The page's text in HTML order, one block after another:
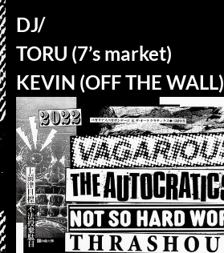
DJ/
TORU (7’s market)
KEVIN (OFF THE WALL)